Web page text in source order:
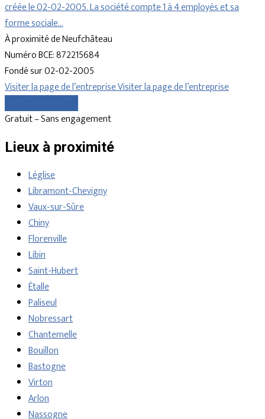
créée le 02-02-2005. La société compte 1 à 4 employés et sa
forme sociale…
À proximité de Neufchâteau
Numéro BCE: 872215684
Fondé sur 02-02-2005
Visiter la page de l’entrepriseVisiter la page de l’entreprise
Gratuit – Sans engagement
Lieux à proximité
Léglise
Libramont-Chevigny
Vaux-sur-Sûre
Chiny
Florenville
Libin
Saint-Hubert
Étalle
Paliseul
Nobressart
Chantemelle
Bouillon
Bastogne
Virton
Arlon
Nassogne